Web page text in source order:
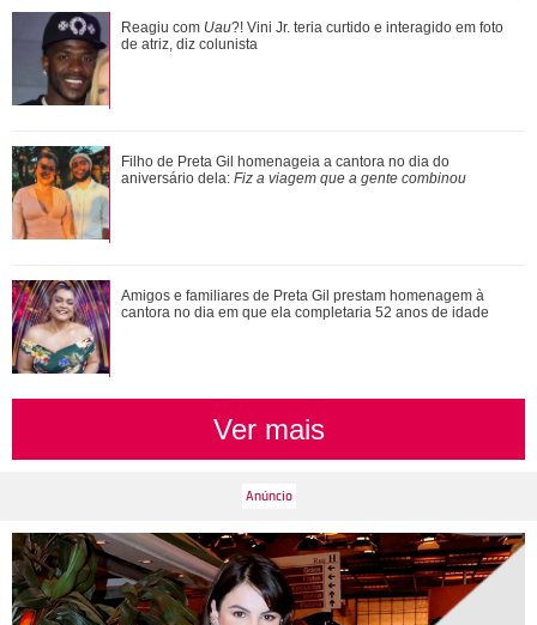
Preta Gil, Rita Lee, Paulo Gustavo... Saiba onde estão as
cinzas dos famosos
Adriana fica sabendo por Pedro, Cléber e André que a
promotoria acatou as denúncias de Sue...
Além de Shawn Mendes... Relembre os famosos que já se
fantasiaram de Xuxa Meneghel
Reagiu com Uau?! Vini Jr. teria curtido e interagido em foto
de atriz, diz colunista
Filho de Preta Gil homenageia a cantora no dia do
aniversário dela: Fiz a viagem que a gente combinou
Amigos e familiares de Preta Gil prestam homenagem à
cantora no dia em que ela completaria 52 anos de idade
Ver mais